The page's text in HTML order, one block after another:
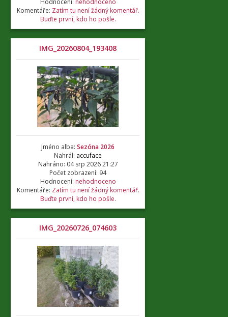
Hodnocení: nehodnoceno
Komentáře: Zatím tu není žádný komentář.
Buďte první, kdo ho pošle.
IMG_20260804_193408
Jméno alba: Sezóna 2026
Nahrál: accuface
Nahráno: 04 srp 2026 21:27
Počet zobrazení: 94
Hodnocení: nehodnoceno
Komentáře: Zatím tu není žádný komentář.
Buďte první, kdo ho pošle.
IMG_20260726_074603